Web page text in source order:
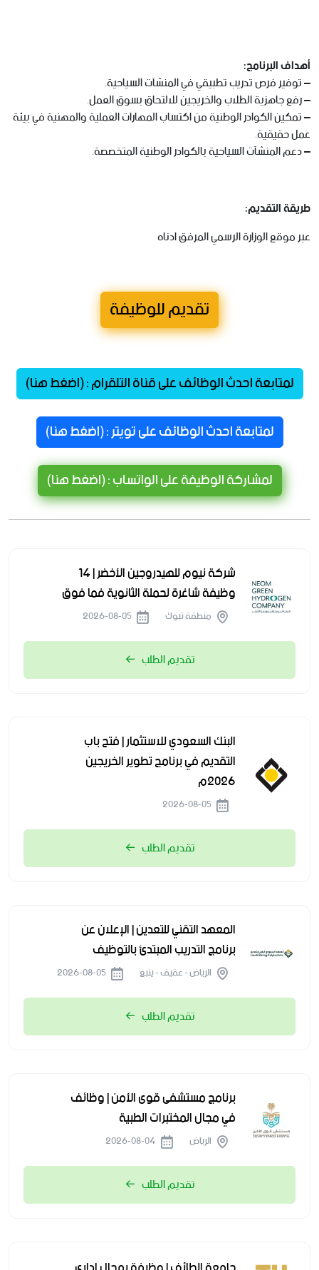
أهداف البرنامج:
– توفير فرص تدريب تطبيقي في المنشآت السياحية.
– رفع جاهزية الطلاب والخريجين للالتحاق بسوق العمل.
– تمكين الكوادر الوطنية من اكتساب المهارات العملية والمهنية في بيئة
عمل حقيقية.
– دعم المنشآت السياحية بالكوادر الوطنية المتخصصة.
طريقة التقديم:
عبر موقع الوزارة الرسمي المرفق ادناه
تقديم للوظيفة
لمتابعة احدث الوظائف على قناة التلقرام : (اضغط هنا)
لمتابعة احدث الوظائف على تويتر : (اضغط هنا)
لمشاركة الوظيفة على الواتساب : (اضغط هنا)
شركة نيوم للهيدروجين الأخضر | 14
وظيفة شاغرة لحملة الثانوية فما فوق
منطقة تبوك
تقديم الطلب
البنك السعودي للاستثمار | فتح باب
التقديم في برنامج تطوير الخريجين
2026م
تقديم الطلب
المعهد التقني للتعدين | الإعلان عن
برنامج التدريب المبتدئ بالتوظيف
الرياض - عفيف - ينبع
تقديم الطلب
برنامج مستشفى قوى الأمن | وظائف
في مجال المختبرات الطبية
الرياض
تقديم الطلب